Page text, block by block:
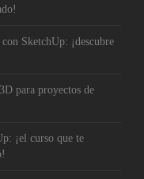
SketchUp: ¡descubre
para proyectos de
¡el curso que te